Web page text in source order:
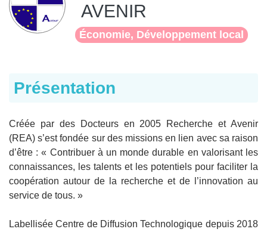
AVENIR
Économie, Développement local
Présentation
Créée par des Docteurs en 2005 Recherche et Avenir
(REA) s’est fondée sur des missions en lien avec sa raison
d’être : « Contribuer à un monde durable en valorisant les
connaissances, les talents et les potentiels pour faciliter la
coopération autour de la recherche et de l’innovation au
service de tous. »
Labellisée Centre de Diffusion Technologique depuis 2018